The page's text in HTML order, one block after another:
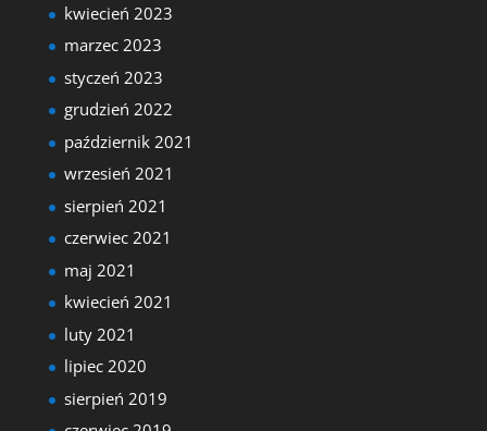
kwiecień 2023
marzec 2023
styczeń 2023
grudzień 2022
październik 2021
wrzesień 2021
sierpień 2021
czerwiec 2021
maj 2021
kwiecień 2021
luty 2021
lipiec 2020
sierpień 2019